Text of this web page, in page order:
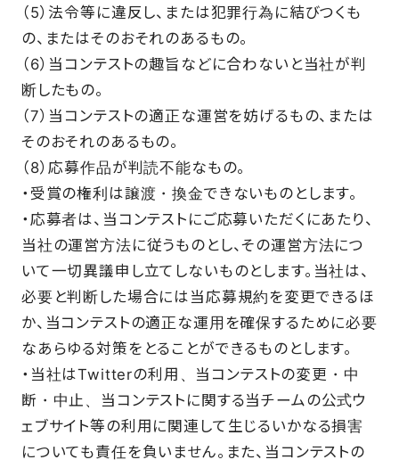
（5）法令等に違反し、または犯罪行為に結びつくも
の、またはそのおそれのあるもの。
（6）当コンテストの趣旨などに合わないと当社が判
断したもの。
（7）当コンテストの適正な運営を妨げるもの、または
そのおそれのあるもの。
（8）応募作品が判読不能なもの。
・受賞の権利は譲渡・換金できないものとします。
・応募者は、当コンテストにご応募いただくにあたり、
当社の運営方法に従うものとし、その運営方法につ
いて一切異議申し立てしないものとします。当社は、
必要と判断した場合には当応募規約を変更できるほ
か、当コンテストの適正な運用を確保するために必要
なあらゆる対策をとることができるものとします。
・当社はTwitterの利用、当コンテストの変更・中
断・中止、当コンテストに関する当チームの公式ウ
ェブサイト等の利用に関連して生じるいかなる損害
についても責任を負いません。また、当コンテストの